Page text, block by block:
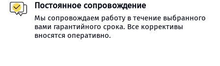
Постоянное сопровождение
Мы сопровождаем работу в течение выбранного
вами гарантийного срока. Все коррективы
вносятся оперативно.